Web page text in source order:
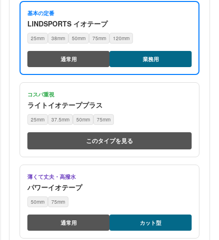
基本の定番
LINDSPORTS イオテープ
25mm 38mm 50mm 75mm 120mm
通常用 業務用
コスパ重視
ライトイオテーププラス
25mm 37.5mm 50mm 75mm
このタイプを見る
薄くて丈夫・高撥水
パワーイオテープ
50mm 75mm
通常用 カット型